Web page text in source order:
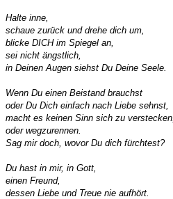
Halte inne,
schaue zurück und drehe dich um,
blicke DICH im Spiegel an,
sei nicht ängstlich,
in Deinen Augen siehst Du Deine Seele.
Wenn Du einen Beistand brauchst
oder Du Dich einfach nach Liebe sehnst,
macht es keinen Sinn sich zu verstecken,
oder wegzurennen.
Sag mir doch, wovor Du dich fürchtest?
Du hast in mir, in Gott,
einen Freund,
dessen Liebe und Treue nie aufhört.